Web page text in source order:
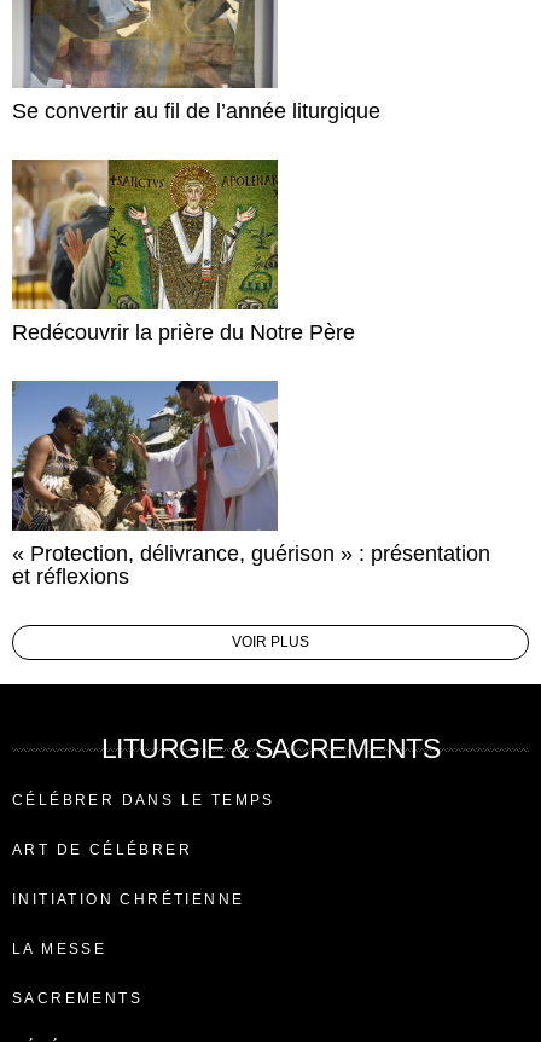
Se convertir au fil de l’année liturgique
Redécouvrir la prière du Notre Père
« Protection, délivrance, guérison » : présentation
et réflexions
VOIR PLUS
LITURGIE & SACREMENTS
CÉLÉBRER DANS LE TEMPS
ART DE CÉLÉBRER
INITIATION CHRÉTIENNE
LA MESSE
SACREMENTS